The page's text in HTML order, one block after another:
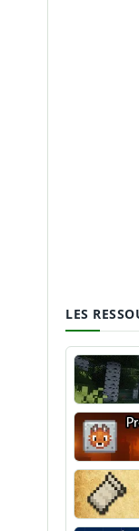
LES
Optifine
NeoForge
Minecraft Fabric